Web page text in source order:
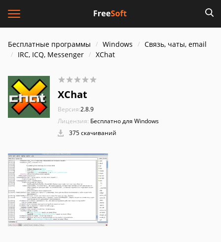
Бесплатные программы Windows
Связь, чаты, email
IRC, ICQ, Messenger
XChat
XChat
Версия:2.8.9
Лицензия: Бесплатно для Windows
375 скачиваний